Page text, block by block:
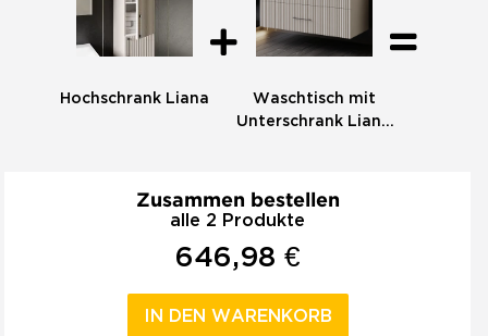
Hochschrank Liana
Waschtisch mit
Unterschrank Liana
Zusammen bestellen
alle 2 Produkte
646,98 €
IN DEN WARENKORB